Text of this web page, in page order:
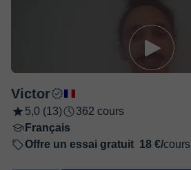
Victor
5,0 (13)
362 cours
Français
Offre un essai gratuit 18 €/cours